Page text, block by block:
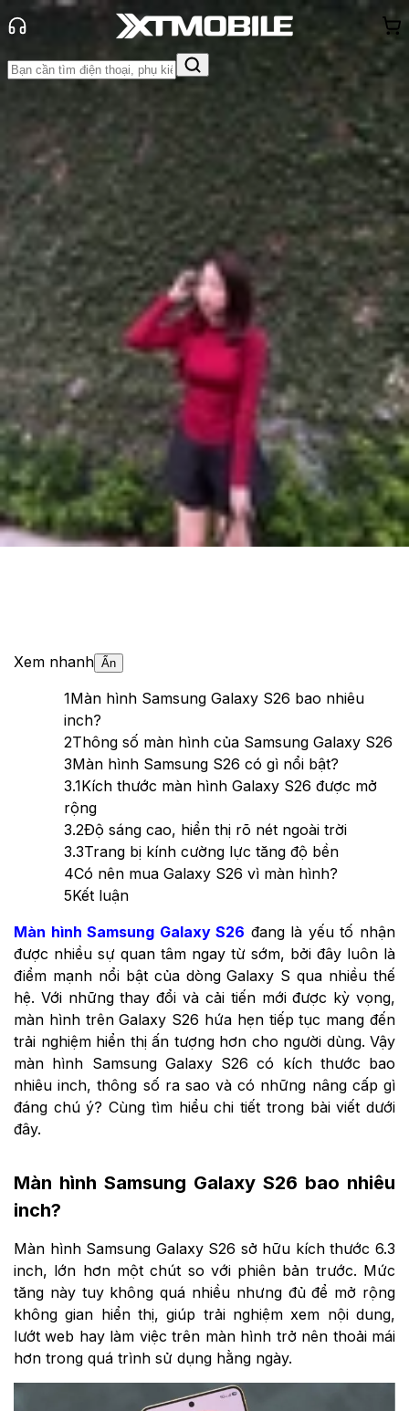
Tin tức
Hỏi đáp
Tin Mới
Đánh Giá - Trên Tay So Sánh Tư vấn
Khuyến
mãiThủ thuật Hỏi đáp App - Game Thông báo
Khách
hàng - Sự kiện
Màn hình Samsung Galaxy S26 bao
nhiêu inch? Có những cải tiến gì?
Anh Thư
Ngày đăng:
26/02/2026
Cập nhật: 26/02/2026
Theo dõi XTMobile trên
Xem nhanh Ẩn
1Màn hình Samsung Galaxy S26 bao nhiêu
inch?
2Thông số màn hình của Samsung Galaxy S26
3Màn hình Samsung S26 có gì nổi bật?
3.1Kích thước màn hình Galaxy S26 được mở
rộng
3.2Độ sáng cao, hiển thị rõ nét ngoài trời
3.3Trang bị kính cường lực tăng độ bền
4Có nên mua Galaxy S26 vì màn hình?
5Kết luận
Màn hình Samsung Galaxy S26 đang là yếu tố nhận
được nhiều sự quan tâm ngay từ sớm, bởi đây luôn là
điểm mạnh nổi bật của dòng Galaxy S qua nhiều thế
hệ. Với những thay đổi và cải tiến mới được kỳ vọng,
màn hình trên Galaxy S26 hứa hẹn tiếp tục mang đến
trải nghiệm hiển thị ấn tượng hơn cho người dùng. Vậy
màn hình Samsung Galaxy S26 có kích thước bao
nhiêu inch, thông số ra sao và có những nâng cấp gì
đáng chú ý? Cùng tìm hiểu chi tiết trong bài viết dưới
đây.
Màn hình Samsung Galaxy S26 bao nhiêu
inch?
Màn hình Samsung Galaxy S26 sở hữu kích thước 6.3
inch, lớn hơn một chút so với phiên bản trước. Mức
tăng này tuy không quá nhiều nhưng đủ để mở rộng
không gian hiển thị, giúp trải nghiệm xem nội dung,
lướt web hay làm việc trên màn hình trở nên thoải mái
hơn trong quá trình sử dụng hằng ngày.